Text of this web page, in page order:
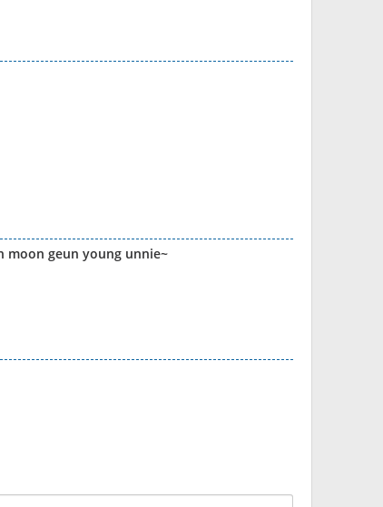
moon geun young unnie~